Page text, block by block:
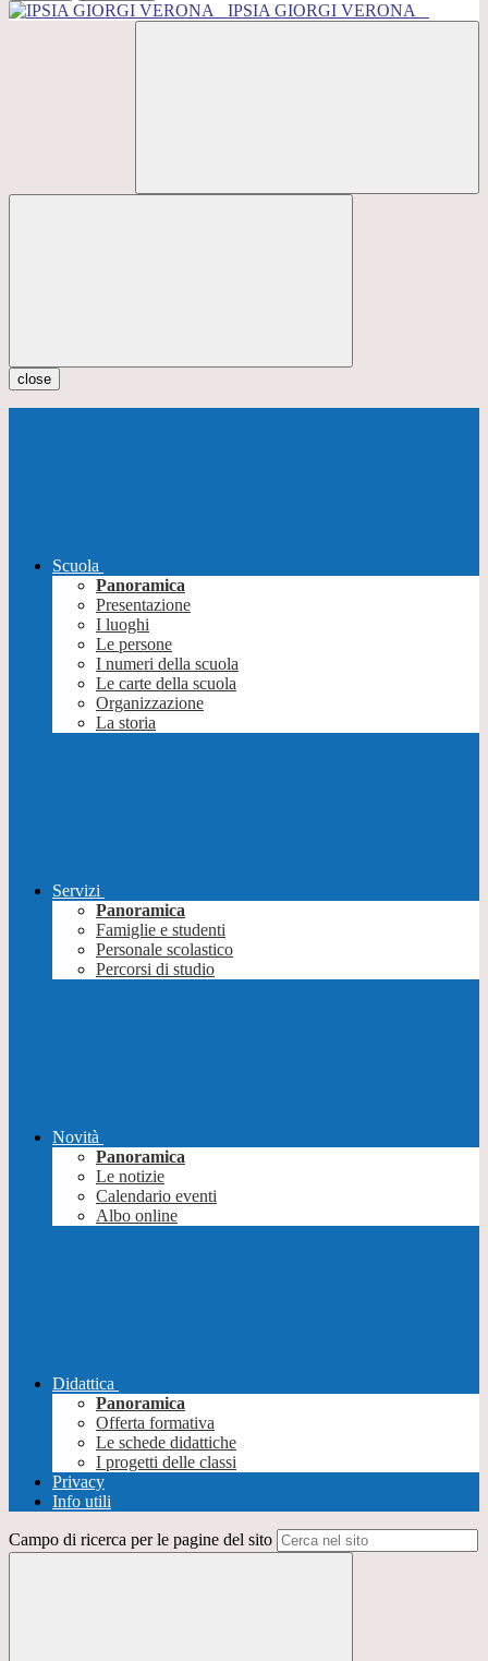
IPSIA GIORGI VERONA
close
Scuola
Panoramica
Presentazione
I luoghi
Le persone
I numeri della scuola
Le carte della scuola
Organizzazione
La storia
Servizi
Panoramica
Famiglie e studenti
Personale scolastico
Percorsi di studio
Novità
Panoramica
Le notizie
Calendario eventi
Albo online
Didattica
Panoramica
Offerta formativa
Le schede didattiche
I progetti delle classi
Privacy
Info utili
Campo di ricerca per le pagine del sito